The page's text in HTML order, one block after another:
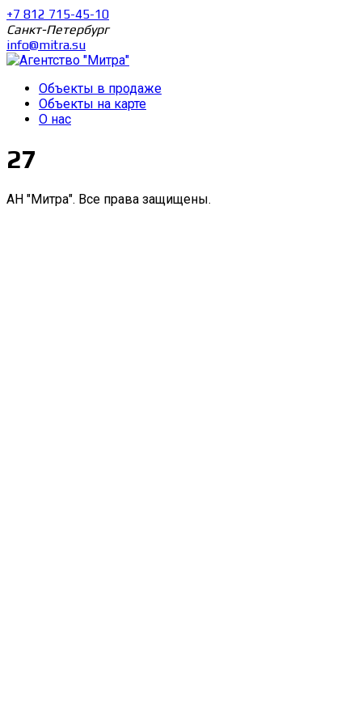
+7 812 715-45-10
Санкт-Петербург
info@mitra.su
Объекты в продаже
Объекты на карте
О нас
27
АН "Митра". Все права защищены.